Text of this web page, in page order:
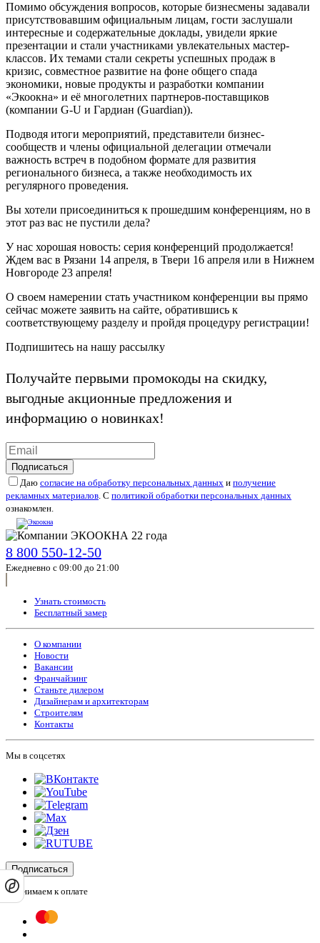
Помимо обсуждения вопросов, которые бизнесмены задавали
присутствовавшим официальным лицам, гости заслушали
интересные и содержательные доклады, увидели яркие
презентации и стали участниками увлекательных мастер-
классов. Их темами стали секреты успешных продаж в
кризис, совместное развитие на фоне общего спада
экономики, новые продукты и разработки компании
«Экоокна» и её многолетних партнеров-поставщиков
(компании G-U и Гардиан (Guardian)).
Подводя итоги мероприятий, представители бизнес-
сообществ и члены официальной делегации отмечали
важность встреч в подобном формате для развития
регионального бизнеса, а также необходимость их
регулярного проведения.
Вы хотели присоединиться к прошедшим конференциям, но в
этот раз вас не пустили дела?
У нас хорошая новость: серия конференций продолжается!
Ждем вас в Рязани 14 апреля, в Твери 16 апреля или в Нижнем
Новгороде 23 апреля!
О своем намерении стать участником конференции вы прямо
сейчас можете заявить на сайте, обратившись к
соответствующему разделу и пройдя процедуру регистрации!
Подпишитесь на нашу рассылку
Получайте первыми промокоды на скидку,
выгодные акционные предложения и
информацию о новинках!
Подписаться
Даю согласие на обработку персональных данных и получение
рекламных материалов. С политикой обработки персональных данных
ознакомлен.
8 800 550-12-50
Ежедневно с 09:00 до 21:00
Узнать стоимость
Бесплатный замер
О компании
Новости
Вакансии
Франчайзинг
Станьте дилером
Дизайнерам и архитекторам
Строителям
Контакты
Мы в соцсетях
Подписаться
Принимаем к оплате